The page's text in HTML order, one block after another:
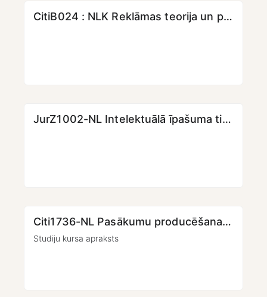
CitiB024 : NLK Reklāmas teorija un prakse [KMPO] [LKK]
JurZ1002-NL Intelektuālā īpašuma tiesības. Autortiesības
Citi1736-NL Pasākumu producēšanas teorētiskie un praktiskie pamati (3. daļa)
Studiju kursa apraksts